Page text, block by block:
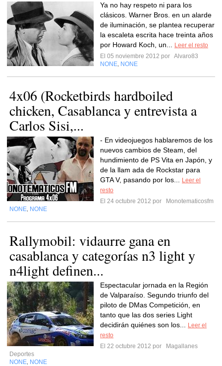
Ya no hay respeto ni para los
clásicos. Warner Bros. en un alarde
de iluminación, se plantea recuperar
la escaleta escrita hace treinta años
por Howard Koch, un...
Leer el resto
El 05 noviembre 2012 por Alvaro83
NONE NONE
4x06 (Rocketbirds hardboiled
chicken, Casablanca y entrevista a
Carlos Sisi,...
- En videojuegos hablaremos de los
nuevos cambios de Steam, del
hundimiento de PS Vita en Japón, y
de la llam ada de Rockstar para
GTA V, pasando por los...
Leer el
resto
El 24 octubre 2012 por
Monotematicosfm
NONE NONE
Rallymobil: vidaurre gana en
casablanca y categorías n3 light y
n4light definen...
Espectacular jornada en la Región
de Valparaíso. Segundo triunfo del
piloto de DMas Competición, en
tanto que las dos series Light
decidirán quiénes son los...
Leer el
resto
El 22 octubre 2012 por
Magallanes
Deportes
NONE NONE